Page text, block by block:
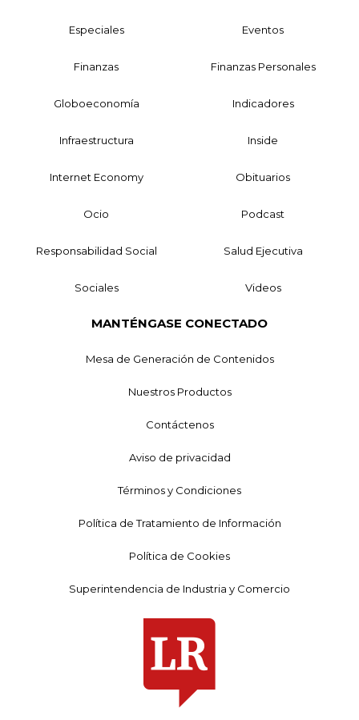
Especiales Eventos
Finanzas Finanzas Personales
Globoeconomía Indicadores
Infraestructura Inside
Internet Economy Obituarios
Ocio Podcast
Responsabilidad Social Salud Ejecutiva
Sociales Videos
MANTÉNGASE CONECTADO
Mesa de Generación de Contenidos
Nuestros Productos
Contáctenos
Aviso de privacidad
Términos y Condiciones
Política de Tratamiento de Información
Política de Cookies
Superintendencia de Industria y Comercio